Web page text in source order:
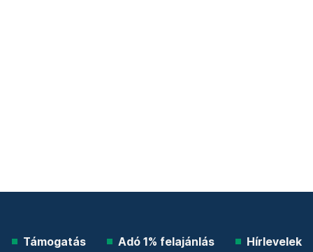
Támogatás Adó 1% felajánlás Hírlevelek